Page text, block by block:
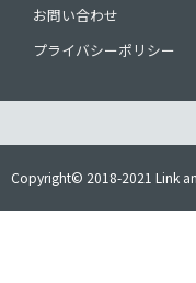
お問い合わせ
プライバシーポリシー
Copyright© 2018-2021 Link